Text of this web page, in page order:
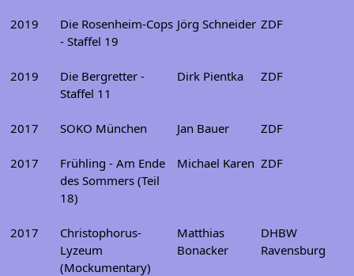
2019
Die Rosenheim-Cops
- Staffel 19
Jörg Schneider ZDF
2019
Die Bergretter -
Staffel 11
Dirk Pientka ZDF
2017 SOKO München Jan Bauer ZDF
2017
Frühling - Am Ende
des Sommers (Teil
18)
Michael Karen ZDF
2017
Christophorus-
Lyzeum
(Mockumentary)
Matthias
Bonacker
DHBW
Ravensburg